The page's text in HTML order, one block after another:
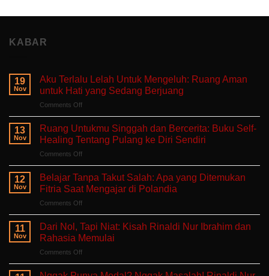
KABAR
19
Nov
Aku Terlalu Lelah Untuk Mengeluh: Ruang Aman
untuk Hati yang Sedang Berjuang
Comments Offon
Terlalu
Untuk
Mengeluh:
Ruang
Aman
untuk
Sedang
Berjuang
13
Nov
Ruang Untukmu Singgah dan Bercerita: Buku Self-
Healing Tentang Pulang ke Diri Sendiri
Comments Offon
Untukmu
Singgah
dan
Bercerita:
Buku
Self-
Healing
ke
12
Nov
Belajar Tanpa Takut Salah: Apa yang Ditemukan
Fitria Saat Mengajar di Polandia
Comments Offon
Tanpa
Takut
Salah:
Apa
yang
Ditemukan
11
Nov
Dari Nol, Tapi Niat: Kisah Rinaldi Nur Ibrahim dan
Rahasia Memulai
Comments Offon